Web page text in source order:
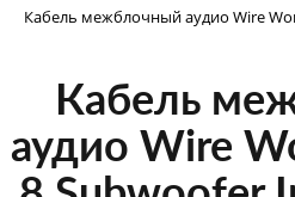
Кабель межблочный аудио Wire
ДЕМО
Кабель
аудио Wire